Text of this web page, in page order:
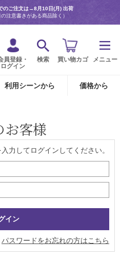
のご注文は→8月10日(月) 出荷
注意書きがある商品除く）
員登録・
ログイン
検索 買い物カゴ メニュー
利用シーンから 価格から
お客様
力してログインしてください。
パスワードをお忘れの方はこちら